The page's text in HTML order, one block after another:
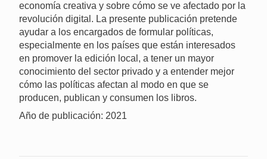
economía creativa y sobre cómo se ve afectado por la
revolución digital. La presente publicación pretende
ayudar a los encargados de formular políticas,
especialmente en los países que están interesados
en promover la edición local, a tener un mayor
conocimiento del sector privado y a entender mejor
cómo las políticas afectan al modo en que se
producen, publican y consumen los libros.
Año de publicación: 2021